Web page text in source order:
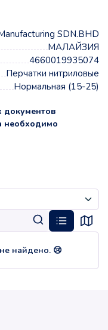
SDN.BHD
МАЛАЙЗИЯ
4660019935074
Перчатки нитриловые
Нормальная (15-25)
документов
необходимо
найдено. 😢